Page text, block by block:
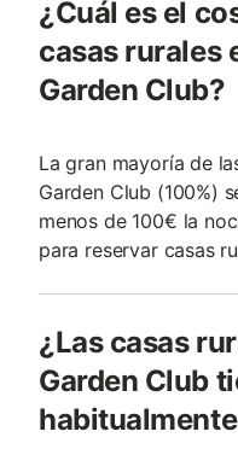
¿Cuál es el
casas rurales
Garden Club?
La gran mayoría de
Garden Club (100%)
menos de 100€ la
para reservar casas
¿Las casas
Garden Club